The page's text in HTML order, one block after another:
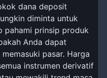
dana deposit
diminta untuk
pahami prinsip produk
Anda dapat
pasar. Harga
instrumen derivatif